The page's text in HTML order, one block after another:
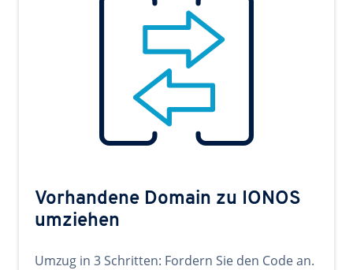
Vorhandene Domain zu IONOS
umziehen
Umzug in 3 Schritten: Fordern Sie den Code an.